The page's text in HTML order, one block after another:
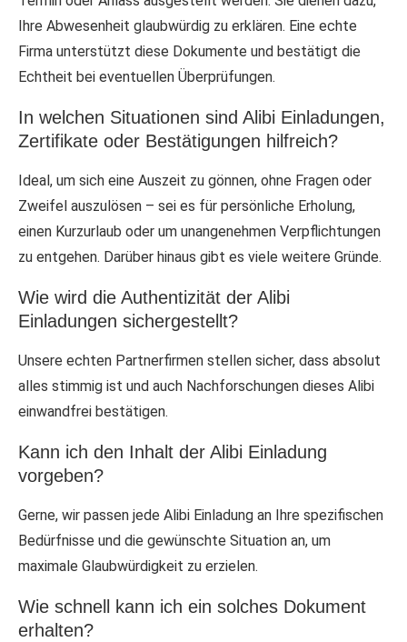
Ihre Abwesenheit glaubwürdig zu erklären. Eine echte
Firma unterstützt diese Dokumente und bestätigt die
Echtheit bei eventuellen Überprüfungen.
In welchen Situationen sind Alibi Einladungen,
Zertifikate oder Bestätigungen hilfreich?
Ideal, um sich eine Auszeit zu gönnen, ohne Fragen oder
Zweifel auszulösen – sei es für persönliche Erholung,
einen Kurzurlaub oder um unangenehmen Verpflichtungen
zu entgehen. Darüber hinaus gibt es viele weitere Gründe.
Wie wird die Authentizität der Alibi
Einladungen sichergestellt?
Unsere echten Partnerfirmen stellen sicher, dass absolut
alles stimmig ist und auch Nachforschungen dieses Alibi
einwandfrei bestätigen.
Kann ich den Inhalt der Alibi Einladung
vorgeben?
Gerne, wir passen jede Alibi Einladung an Ihre spezifischen
Bedürfnisse und die gewünschte Situation an, um
maximale Glaubwürdigkeit zu erzielen.
Wie schnell kann ich ein solches Dokument
erhalten?